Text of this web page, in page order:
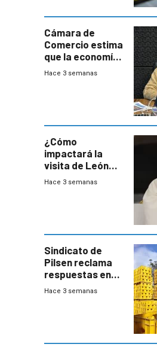
Cámara de
Comercio estima
que la economía
crecerá 1,6%
Hace 3 semanas
¿Cómo
impactará la
visita de León
XIV a Uruguay?
Hace 3 semanas
Sindicato de
Pilsen reclama
respuestas en
medio de
Hace 3 semanas